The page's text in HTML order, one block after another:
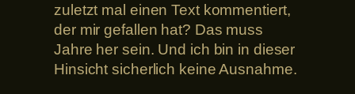
zuletzt mal einen Text kommentiert,
der mir gefallen hat? Das muss
Jahre her sein. Und ich bin in dieser
Hinsicht sicherlich keine Ausnahme.